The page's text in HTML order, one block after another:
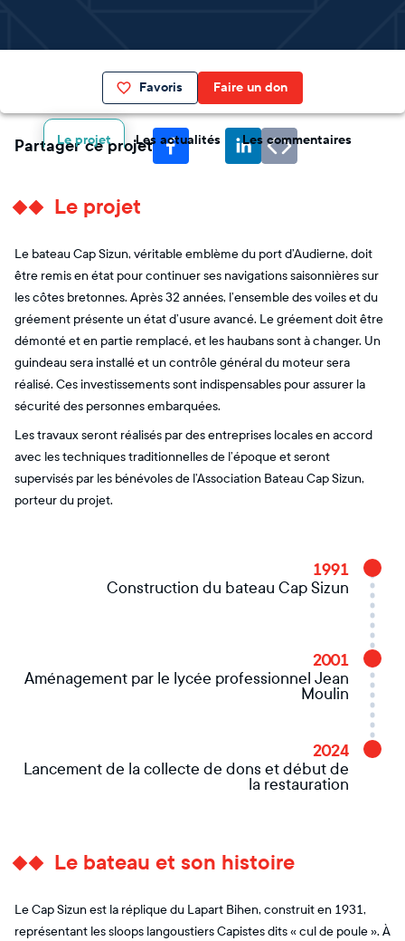
Favoris Faire un don
Le projet Les actualités Les commentaires
Partager ce projet
Le projet
Le bateau Cap Sizun, véritable emblème du port d’Audierne, doit
être remis en état pour continuer ses navigations saisonnières sur
les côtes bretonnes. Après 32 années, l’ensemble des voiles et du
gréement présente un état d’usure avancé. Le gréement doit être
démonté et en partie remplacé, et les haubans sont à changer. Un
guindeau sera installé et un contrôle général du moteur sera
réalisé. Ces investissements sont indispensables pour assurer la
sécurité des personnes embarquées.
Les travaux seront réalisés par des entreprises locales en accord
avec les techniques traditionnelles de l’époque et seront
supervisés par les bénévoles de l’Association Bateau Cap Sizun,
porteur du projet.
1991
Construction du bateau Cap Sizun
2001
Aménagement par le lycée professionnel Jean
Moulin
2024
Lancement de la collecte de dons et début de
la restauration
Le bateau et son histoire
Le Cap Sizun est la réplique du Lapart Bihen, construit en 1931,
représentant les sloops langoustiers Capistes dits « cul de poule ». À